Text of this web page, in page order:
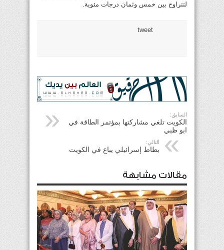
لتتراوح بين خمس وثمان درجات مئوية.
tweet
السابق:
الكويت تلغي مشاركتها بمؤتمر الطاقة في
ابو ظبي
التالي:
بطاط إسرائيلي يباع في الكويت
مقالات مشابهة